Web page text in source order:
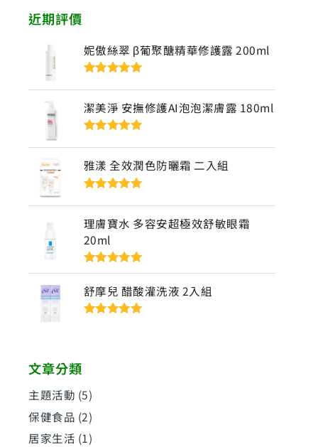
近期評價
妮傲絲翠 β葡聚醣精華修護露 200ml
5
潔美淨 安撫修護AI泡泡潔膚露 180ml
5
雅漾 全效潤色防曬霜 二入組
5
理膚寶水 多容安超極效舒敏眼霜
20ml
評分5滿分
舒摩兒 醋酸灌洗液 2入組
文章分類
主題活動 (5)
保健食品 (2)
居家生活 (1)